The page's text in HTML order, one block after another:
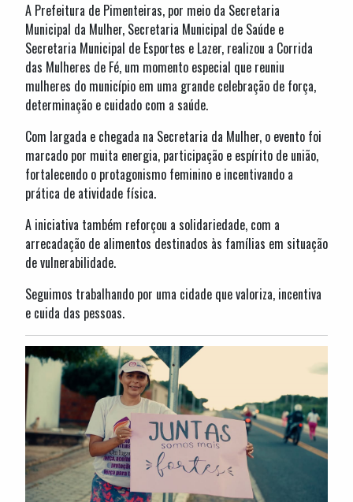
A Prefeitura de Pimenteiras, por meio da Secretaria
Municipal da Mulher, Secretaria Municipal de Saúde e
Secretaria Municipal de Esportes e Lazer, realizou a Corrida
das Mulheres de Fé, um momento especial que reuniu
mulheres do município em uma grande celebração de força,
determinação e cuidado com a saúde.
Com largada e chegada na Secretaria da Mulher, o evento foi
marcado por muita energia, participação e espírito de união,
fortalecendo o protagonismo feminino e incentivando a
prática de atividade física.
A iniciativa também reforçou a solidariedade, com a
arrecadação de alimentos destinados às famílias em situação
de vulnerabilidade.
Seguimos trabalhando por uma cidade que valoriza, incentiva
e cuida das pessoas.